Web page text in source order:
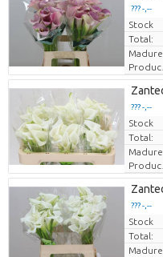
??? -,--
Precio
Stock
Total:
??? -,--
Precio
Stock
Total:
??? -,--
Precio
Stock
Total: